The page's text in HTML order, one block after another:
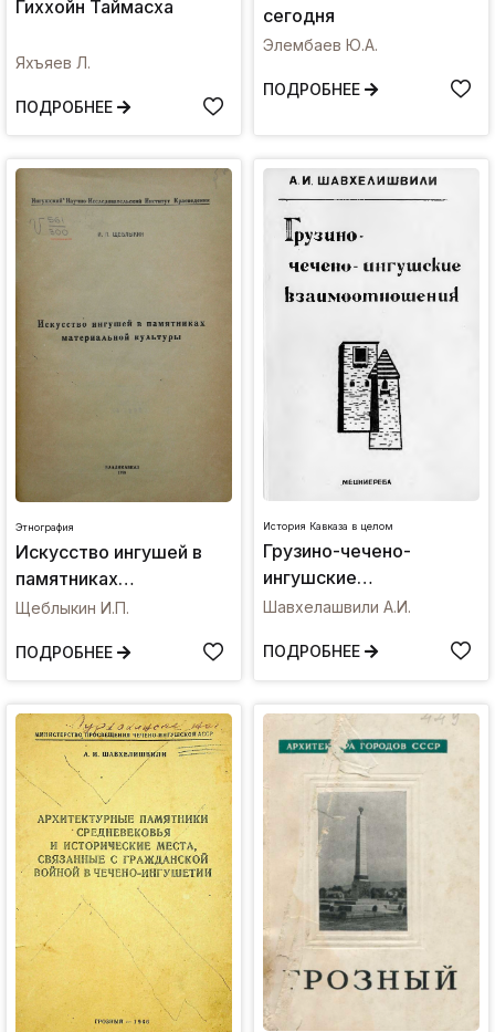
Гиххойн Таймасха
Яхъяев Л.
ПОДРОБНЕЕ
сегодня
Элембаев Ю.А.
ПОДРОБНЕЕ
Этнография
Искусство ингушей в
памятниках
материальной культуры
Щеблыкин И.П.
ПОДРОБНЕЕ
История Кавказа в целом
Грузино-чечено-
ингушские
взаимоотношения
Шавхелашвили А.И.
ПОДРОБНЕЕ